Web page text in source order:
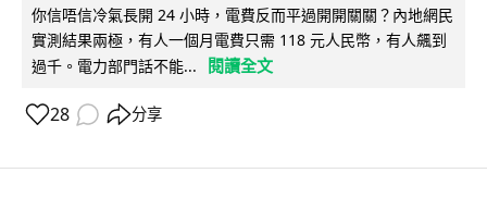
你信唔信冷氣長開 24 小時，電費反而平過開開關關？內地網民
實測結果兩極，有人一個月電費只需 118 元人民幣，有人飆到
過千。電力部門話不能...
閱讀全文
28 分享